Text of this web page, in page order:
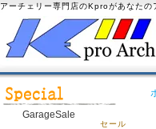
アーチェリー専門店のKproがあなたの
GarageSale
セール